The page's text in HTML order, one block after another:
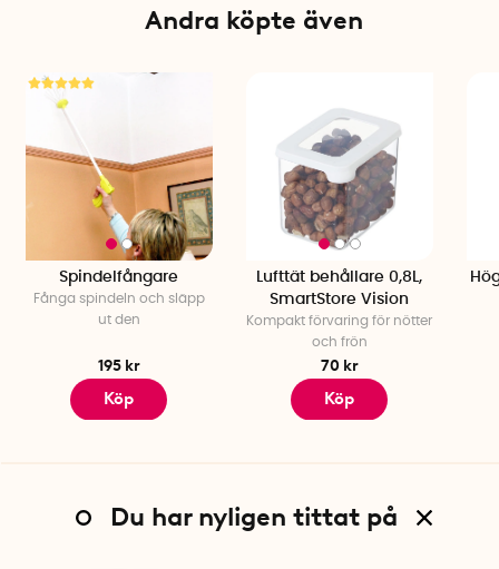
Färg: Transparent med vitt lock
Tillverkad i FinlandAndra köpte även
Spindelfångare
Fånga spindeln och släpp
ut den
195 kr
Köp
Lufttät behållare 0,8L,
SmartStore Vision
Kompakt förvaring för nötter
och frön
70 kr
Köp
Du har nyligen tittat på